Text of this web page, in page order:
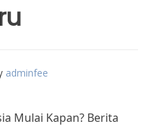
adminfee
Mulai Kapan? Berita